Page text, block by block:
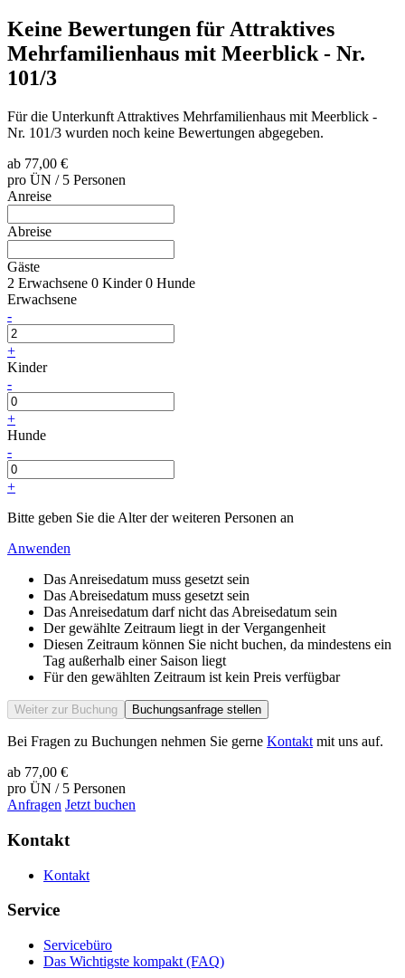
Keine Bewertungen für Attraktives
Mehrfamilienhaus mit Meerblick - Nr.
101/3
Für die Unterkunft Attraktives Mehrfamilienhaus mit Meerblick -
Nr. 101/3 wurden noch keine Bewertungen abgegeben.
ab 77,00 €
pro ÜN / 5 Personen
Anreise
Abreise
Gäste
2 Erwachsene 0 Kinder 0 Hunde
Erwachsene
-
+
Kinder
-
+
Hunde
-
+
Bitte geben Sie die Alter der weiteren Personen an
Anwenden
Das Anreisedatum muss gesetzt sein
Das Abreisedatum muss gesetzt sein
Das Anreisedatum darf nicht das Abreisedatum sein
Der gewählte Zeitraum liegt in der Vergangenheit
Diesen Zeitraum können Sie nicht buchen, da mindestens ein
Tag außerhalb einer Saison liegt
Für den gewählten Zeitraum ist kein Preis verfügbar
Weiter zur Buchung Buchungsanfrage stellen
Bei Fragen zu Buchungen nehmen Sie gerne Kontakt mit uns auf.
ab 77,00 €
pro ÜN / 5 Personen
Anfragen Jetzt buchen
Kontakt
Kontakt
Service
Servicebüro
Das Wichtigste kompakt (FAQ)